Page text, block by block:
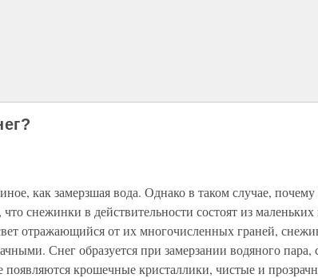
как замерзшая вода. Однако в таком случае,
снежинки в действительности состоят из маленьких
отражающийся от их многочисленных граней,
Снег образуется при замерзании водяного пара,
появляются крошечные кристаллики, чистые и